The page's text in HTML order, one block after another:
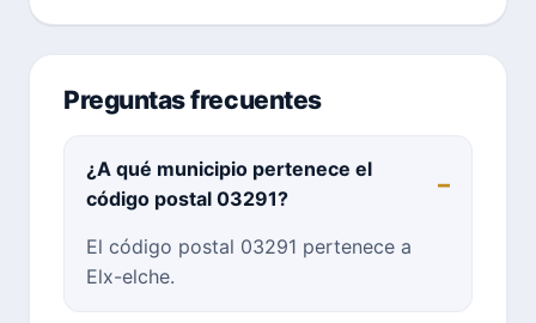
Preguntas frecuentes
¿A qué municipio pertenece el
código postal 03291?
El código postal 03291 pertenece a
Elx-elche.